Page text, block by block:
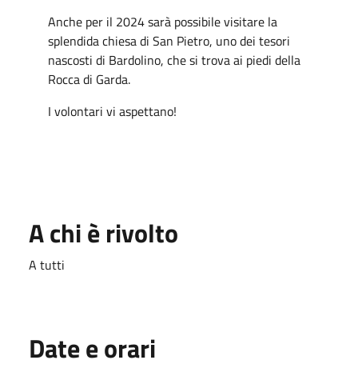
Anche per il 2024 sarà possibile visitare la
splendida chiesa di San Pietro, uno dei tesori
nascosti di Bardolino, che si trova ai piedi della
Rocca di Garda.
I volontari vi aspettano!
A chi è rivolto
A tutti
Date e orari